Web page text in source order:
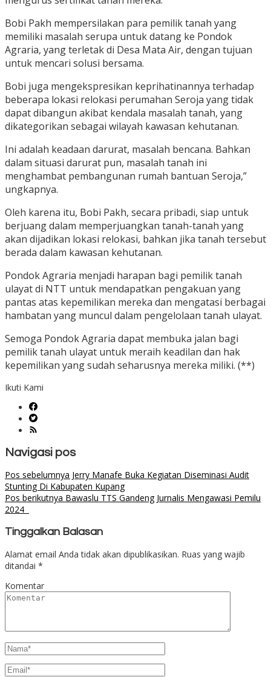
Bobi Pakh mempersilakan para pemilik tanah yang
memiliki masalah serupa untuk datang ke Pondok
Agraria, yang terletak di Desa Mata Air, dengan tujuan
untuk mencari solusi bersama.
Bobi juga mengekspresikan keprihatinannya terhadap
beberapa lokasi relokasi perumahan Seroja yang tidak
dapat dibangun akibat kendala masalah tanah, yang
dikategorikan sebagai wilayah kawasan kehutanan.
Ini adalah keadaan darurat, masalah bencana. Bahkan
dalam situasi darurat pun, masalah tanah ini
menghambat pembangunan rumah bantuan Seroja,”
ungkapnya.
Oleh karena itu, Bobi Pakh, secara pribadi, siap untuk
berjuang dalam memperjuangkan tanah-tanah yang
akan dijadikan lokasi relokasi, bahkan jika tanah tersebut
berada dalam kawasan kehutanan.
Pondok Agraria menjadi harapan bagi pemilik tanah
ulayat di NTT untuk mendapatkan pengakuan yang
pantas atas kepemilikan mereka dan mengatasi berbagai
hambatan yang muncul dalam pengelolaan tanah ulayat.
Semoga Pondok Agraria dapat membuka jalan bagi
pemilik tanah ulayat untuk meraih keadilan dan hak
kepemilikan yang sudah seharusnya mereka miliki. (**)
Ikuti Kami
Navigasi pos
Pos sebelumnya Jerry Manafe Buka Kegiatan Diseminasi Audit
Stunting Di Kabupaten Kupang
Pos berikutnya Bawaslu TTS Gandeng Jurnalis Mengawasi Pemilu
2024
Tinggalkan Balasan
Alamat email Anda tidak akan dipublikasikan. Ruas yang wajib
ditandai *
Komentar